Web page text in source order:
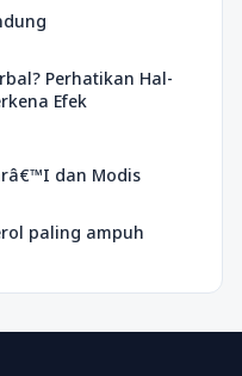
Perhatikan Hal-
Efek
dan Modis
paling ampuh